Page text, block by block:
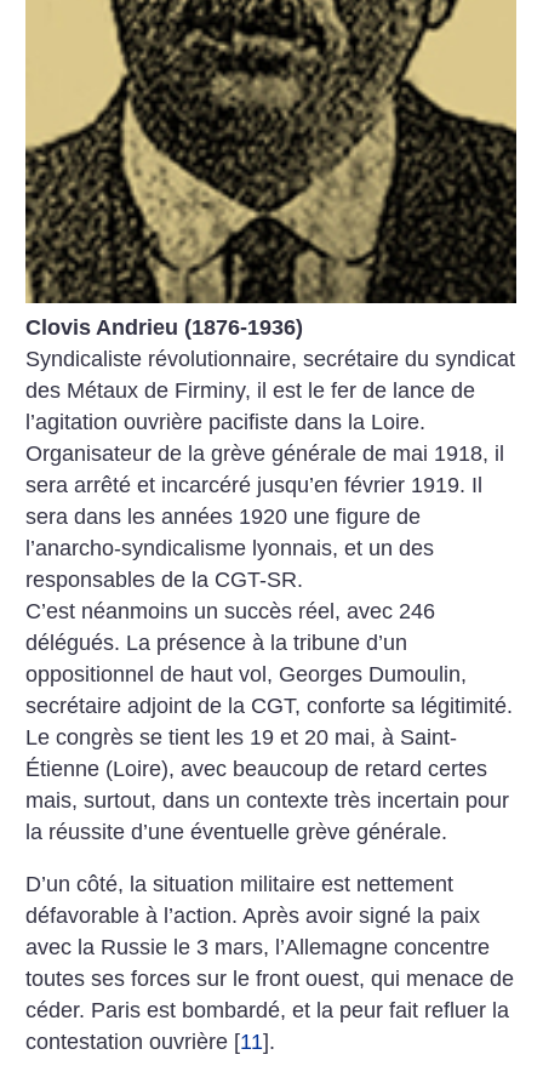
Clovis Andrieu (1876-1936)
Syndicaliste révolutionnaire, secrétaire du syndicat
des Métaux de Firminy, il est le fer de lance de
l’agitation ouvrière pacifiste dans la Loire.
Organisateur de la grève générale de mai 1918, il
sera arrêté et incarcéré jusqu’en février 1919. Il
sera dans les années 1920 une figure de
l’anarcho-syndicalisme lyonnais, et un des
responsables de la CGT-SR.
C’est néanmoins un succès réel, avec 246
délégués. La présence à la tribune d’un
oppositionnel de haut vol, Georges Dumoulin,
secrétaire adjoint de la CGT, conforte sa légitimité.
Le congrès se tient les 19 et 20 mai, à Saint-
Étienne (Loire), avec beaucoup de retard certes
mais, surtout, dans un contexte très incertain pour
la réussite d’une éventuelle grève générale.
D’un côté, la situation militaire est nettement
défavorable à l’action. Après avoir signé la paix
avec la Russie le 3 mars, l’Allemagne concentre
toutes ses forces sur le front ouest, qui menace de
céder. Paris est bombardé, et la peur fait refluer la
contestation ouvrière [11].